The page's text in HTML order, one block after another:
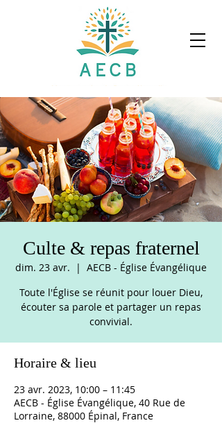
Culte & repas fraternel
dim. 23 avr.
  |
AECB - Église Évangélique
Toute l'Église se réunit pour louer Dieu,
écouter sa parole et partager un repas
convivial.
Horaire & lieu
23 avr. 2023, 10:00 – 11:45
AECB - Église Évangélique, 40 Rue de
Lorraine, 88000 Épinal, France